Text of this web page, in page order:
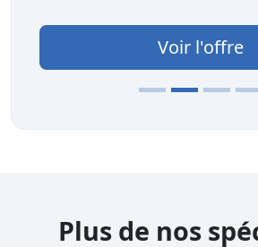
Voir l'offre
Plus de nos